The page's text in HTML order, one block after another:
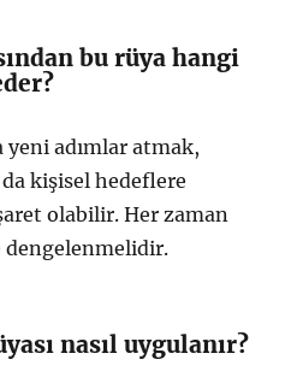
bu rüya hangi
yeni adımlar atmak,
kişisel hedeflere
olabilir. Her zaman
nasıl uygulanır?